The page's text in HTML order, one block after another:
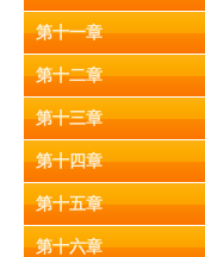
第十一章
第十二章
第十三章
第十四章
第十五章
第十六章